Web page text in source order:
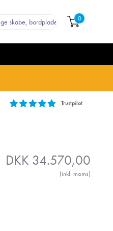
0
Trustpilot
DKK 34.570,00
(inkl. moms)